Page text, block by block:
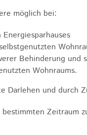
möglich bei:
Behinderung und
Wohnraums.
Darlehen und durch
Zeitraum